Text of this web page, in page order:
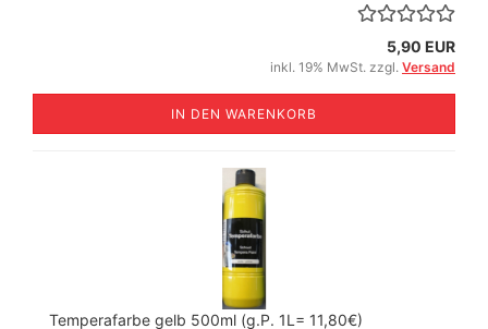
5,90 EUR
inkl. 19% MwSt. zzgl. Versand
IN DEN WARENKORB
Temperafarbe gelb 500ml (g.P. 1L= 11,80€)